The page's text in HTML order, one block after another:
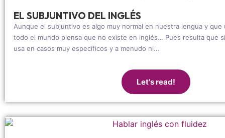
EL SUBJUNTIVO DEL INGLÉS
Aunque el subjuntivo es algo muy normal en nuestra lengua y que
todo el mundo piensa que no existe en inglés… Pues resulta que
usa en casos muy específicos y a menudo ni...
Let's read!